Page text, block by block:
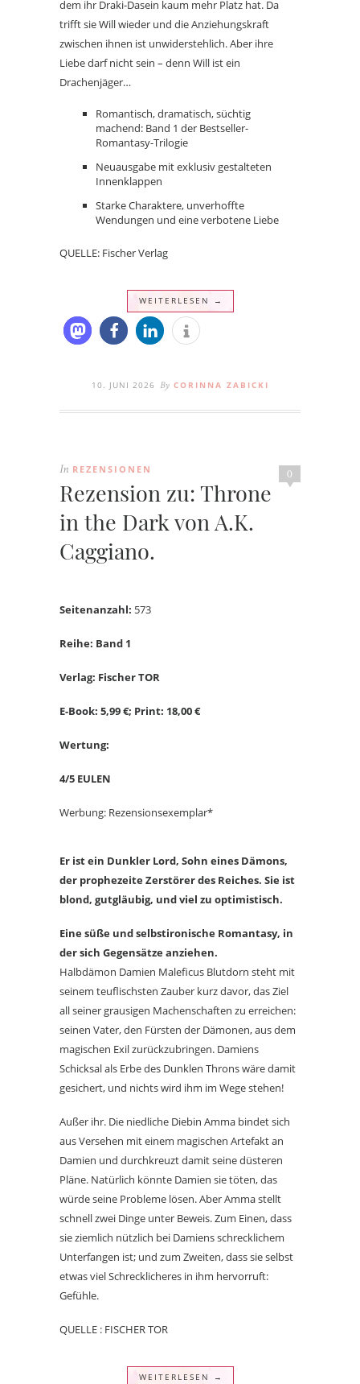
dem ihr Draki-Dasein kaum mehr Platz hat. Da
trifft sie Will wieder und die Anziehungskraft
zwischen ihnen ist unwiderstehlich. Aber ihre
Liebe darf nicht sein – denn Will ist ein
Drachenjäger…
Romantisch, dramatisch, süchtig
machend: Band 1 der Bestseller-
Romantasy-Trilogie
Neuausgabe mit exklusiv gestalteten
Innenklappen
Starke Charaktere, unverhoffte
Wendungen und eine verbotene Liebe
QUELLE: Fischer Verlag
WEITERLESEN →
10. JUNI 2026 By CORINNA ZABICKI
0
In REZENSIONEN
Rezension zu: Throne
in the Dark von A.K.
Caggiano.
Seitenanzahl: 573
Reihe: Band 1
Verlag: Fischer TOR
E-Book: 5,99 €; Print: 18,00 €
Wertung:
4/5 EULEN
Werbung: Rezensionsexemplar*
Er ist ein Dunkler Lord, Sohn eines Dämons,
der prophezeite Zerstörer des Reiches. Sie ist
blond, gutgläubig, und viel zu optimistisch.
Eine süße und selbstironische Romantasy, in
der sich Gegensätze anziehen.
Halbdämon Damien Maleficus Blutdorn steht mit
seinem teuflischsten Zauber kurz davor, das Ziel
all seiner grausigen Machenschaften zu erreichen:
seinen Vater, den Fürsten der Dämonen, aus dem
magischen Exil zurückzubringen. Damiens
Schicksal als Erbe des Dunklen Throns wäre damit
gesichert, und nichts wird ihm im Wege stehen!
Außer ihr. Die niedliche Diebin Amma bindet sich
aus Versehen mit einem magischen Artefakt an
Damien und durchkreuzt damit seine düsteren
Pläne. Natürlich könnte Damien sie töten, das
würde seine Probleme lösen. Aber Amma stellt
schnell zwei Dinge unter Beweis. Zum Einen, dass
sie ziemlich nützlich bei Damiens schrecklichem
Unterfangen ist; und zum Zweiten, dass sie selbst
etwas viel Schrecklicheres in ihm hervorruft:
Gefühle.
QUELLE : FISCHER TOR
WEITERLESEN →